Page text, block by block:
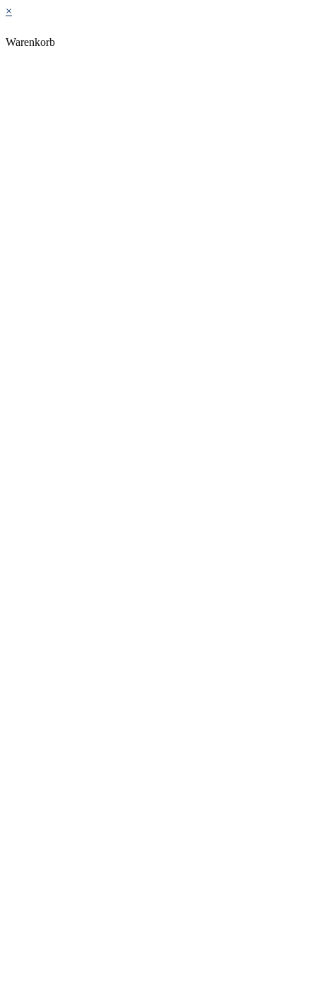
×
Warenkorb